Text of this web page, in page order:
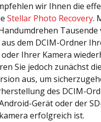
wir Ihnen die
Stellar Photo Recovery.
Tausende
dem DCIM-Ordner
Ihrer Kamera
Sie jedoch zunächst
aus, um
des DCIM-
Gerät oder der
erfolgreich ist.